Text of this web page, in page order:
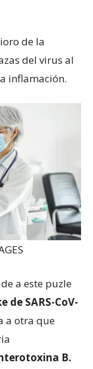
de la
del virus al
inflamación.
a este puzle
de SARS-CoV-
a otra que
B.